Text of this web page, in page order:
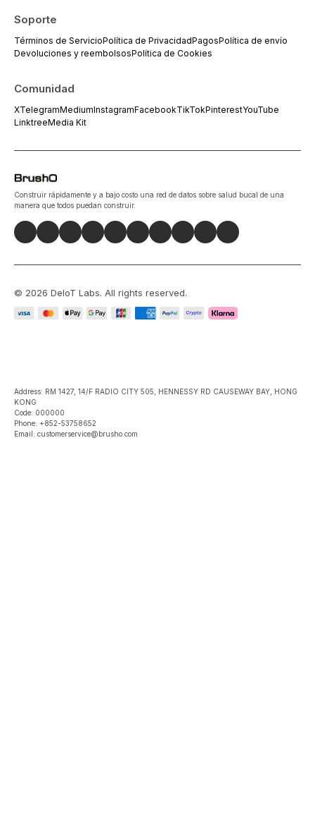
Soporte
Términos de ServicioPolítica de PrivacidadPagosPolítica de envío
Devoluciones y reembolsosPolítica de Cookies
Comunidad
XTelegramMediumInstagramFacebookTikTokPinterestYouTube
LinktreeMedia Kit
Construir rápidamente y a bajo costo una red de datos sobre salud bucal de una
manera que todos puedan construir.
© 2026 DeIoT Labs. All rights reserved.
Address: RM 1427, 14/F RADIO CITY 505, HENNESSY RD CAUSEWAY BAY, HONG
KONG
Code: 000000
Phone: +852-53758652
Email: customerservice@brusho.com